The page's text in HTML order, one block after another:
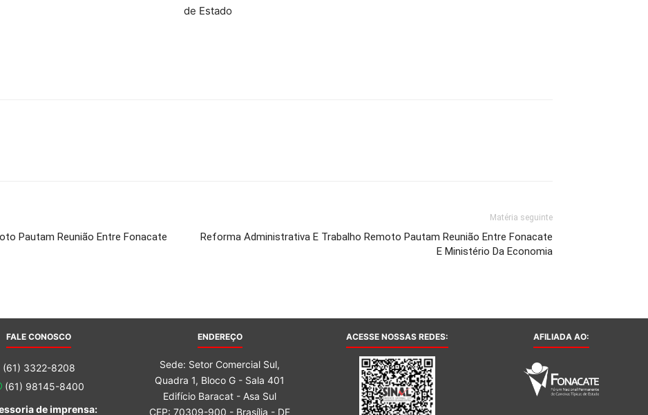
de Estado
Pautam Reunião Entre Fonacate
Matéria seguinte
Reforma Administrativa E Trabalho Remoto Pautam Reunião Entre Fonacate
E Ministério Da Economia
FALE CONOSCO
(61) 3322-8208
(61) 98145-8400
de imprensa:
ENDEREÇO
Sede: Setor Comercial Sul,
Quadra 1, Bloco G - Sala 401
Edifício Baracat - Asa Sul
CEP: 70309-900 - Brasília - DF
ACESSE NOSSAS REDES: AFILIADA AO: